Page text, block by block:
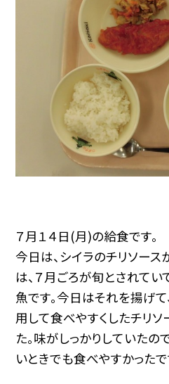
７月１４日(月)の給食です。
今日は、シイラのチリソース
は、７月ごろが旬とされてい
魚です。今日はそれを揚げ
用して食べやすくしたチリ
た。味がしっかりしていた
いときでも食べやすかったで